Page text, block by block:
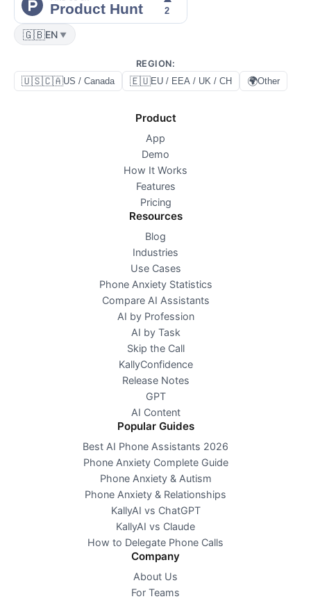
🇬🇧EN ▼
REGION:
🇺🇸🇨🇦US / Canada 🇪🇺EU / EEA / UK / CH 🌍Other
Product
App
Demo
How It Works
Features
Pricing
Resources
Blog
Industries
Use Cases
Phone Anxiety Statistics
Compare AI Assistants
AI by Profession
AI by Task
Skip the Call
KallyConfidence
Release Notes
GPT
AI Content
Popular Guides
Best AI Phone Assistants 2026
Phone Anxiety Complete Guide
Phone Anxiety & Autism
Phone Anxiety & Relationships
KallyAI vs ChatGPT
KallyAI vs Claude
How to Delegate Phone Calls
Company
About Us
For Teams